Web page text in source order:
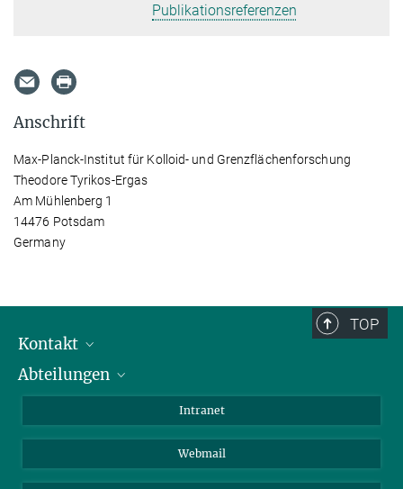
Publikationsreferenzen
Anschrift
Max-Planck-Institut für Kolloid- und Grenzflächenforschung
Theodore Tyrikos-Ergas
Am Mühlenberg 1
14476 Potsdam
Germany
TOP
Kontakt
Mitarbeiterverzeichnis
Abteilungen
Kolloidchemie
Intranet
Webmail